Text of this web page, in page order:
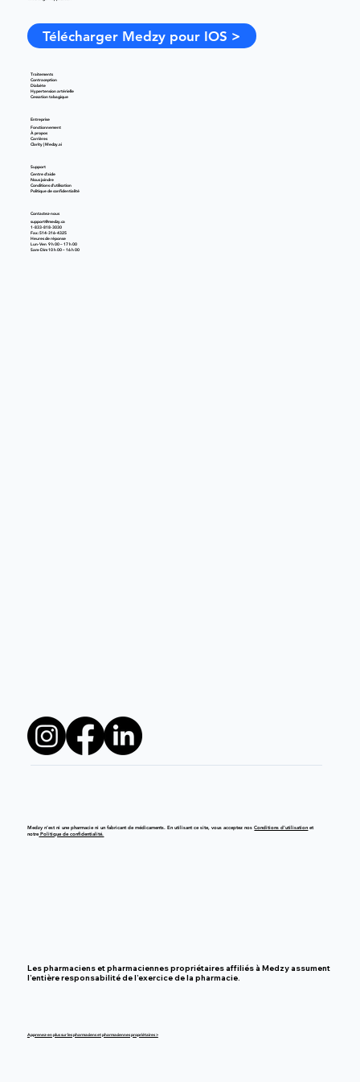
Apprenez-en plus sur les pharmaciens et pharmaciennes propriétaires >
Télécharger Medzy pour IOS >
Traitements
Contraception
Diabète
Hypertension artérielle
Cessation tabagique
Entreprise
Fonctionnement
À propos
Carrières
Clarity | Medzy.ai
Support
Centre d'aide
Nous joindre
Conditions d'utilisation
Politique de confidentialité
Contactez-nous
support@medzy.ca
1-833-818-3030
Fax: 514-316-4325
Heures de réponse
Lun-Ven 9 h 00 – 17 h 00
Sam-Dim 10 h 00 – 16 h 00
Les pharmaciens et pharmaciennes propriétaires affiliés à Medzy assument
l’entière responsabilité de l’exercice de la pharmacie.
Medzy n’est ni une pharmacie ni un fabricant de médicaments. En utilisant ce site, vous acceptez nosConditions d’utilisation et
notrePolitique de confidentialité.